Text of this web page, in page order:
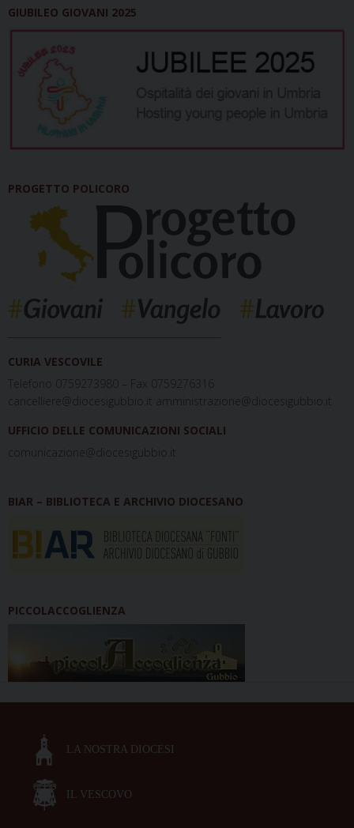
GIUBILEO GIOVANI 2025
PROGETTO POLICORO
CURIA VESCOVILE
Telefono 0759273980 – Fax 0759276316
cancelliere@diocesigubbio.it amministrazione@diocesigubbio.it
UFFICIO DELLE COMUNICAZIONI SOCIALI
comunicazione@diocesigubbio.it
BIAR – BIBLIOTECA E ARCHIVIO DIOCESANO
PICCOLACCOGLIENZA
LA NOSTRA DIOCESI
IL VESCOVO